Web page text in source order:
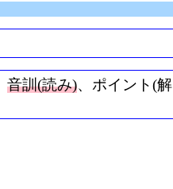
音訓(読み)、ポイント(解